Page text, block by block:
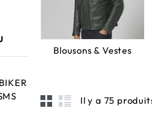
Blousons & Vestes
Il y a 75